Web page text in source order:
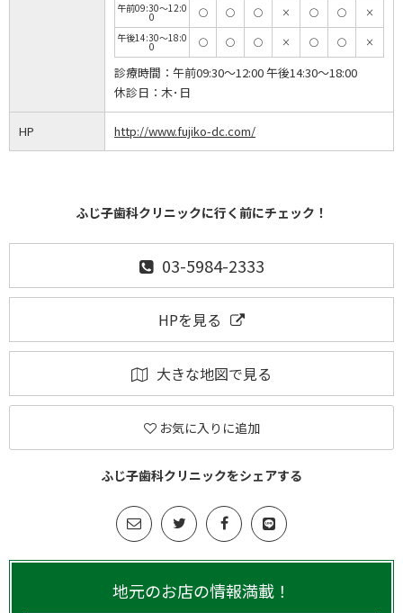
午前09:30～12:0
0 ◯ ◯ ◯ × ◯ ◯
×
午後14:30～18:0
0 ◯ ◯ ◯ × ◯ ◯ ×
診療時間： 午前09:30～12:00 午後14:30～18:00
休診日： 木･日
HP http://www.fujiko-dc.com/
ふじ子歯科クリニックに行く前にチェック！
03-5984-2333
HPを見る
大きな地図で見る
お気に入りに追加
ふじ子歯科クリニックをシェアする
地元のお店の情報満載！